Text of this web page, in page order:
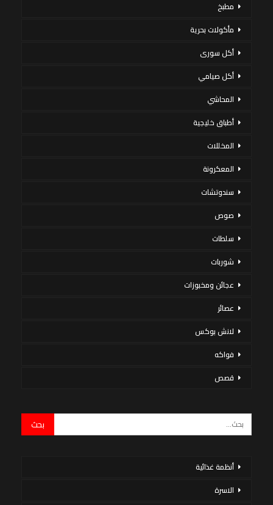
مطبخ
مأكولات بحرية
أكل سورى
أكل صيامي
المحاشي
أطباق خليجية
المخللات
المعكرونة
سندوتشات
صوص
سلطات
شوربات
عجائن ومخبوزات
عصائر
لانش بوكس
فواكه
قصص
أنظمة غذائية
الاسرة